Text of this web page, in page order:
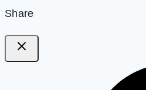
Share